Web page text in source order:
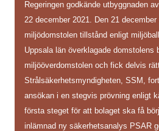
Regeringen godkände utbyggnaden
22 december 2021. Den 21
miljödomstolen tillstånd enligt
Uppsala län överklagade domstolens
miljööverdomstolen och fick delvis
Strålsäkerhetsmyndigheten, SSM,
ansökan i en stegvis prövning enligt
första steget för att bolaget ska få
inlämnad ny säkerhetsanalys PSAR